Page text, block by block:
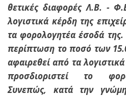
θετικές διαφορές Λ.Β. -
λογιστικά κέρδη της
τα φορολογητέα έσοδά
περίπτωση το ποσό των
αφαιρεθεί από τα
προσδιοριστεί το
Συνεπώς, κατά την